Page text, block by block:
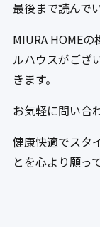
最後まで読んで
MIURA HOME
ルハウスがござ
きます。
お気軽に問い合
健康快適でスタ
とを心より願っ